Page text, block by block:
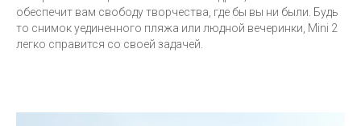
обеспечит вам свободу творчества, где бы вы ни были. Будь
то снимок уединенного пляжа или людной вечеринки, Mini 2
легко справится со своей задачей.